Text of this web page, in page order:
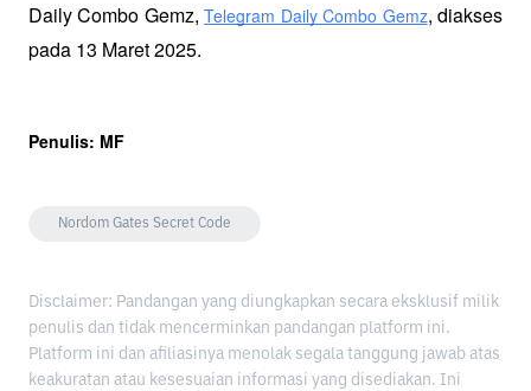
Daily Combo Gemz, Telegram Daily Combo Gemz, diakses
pada 13 Maret 2025.
Penulis: MF
Nordom Gates Secret Code
Disclaimer: Pandangan yang diungkapkan secara eksklusif milik
penulis dan tidak mencerminkan pandangan platform ini.
Platform ini dan afiliasinya menolak segala tanggung jawab atas
keakuratan atau kesesuaian informasi yang disediakan. Ini